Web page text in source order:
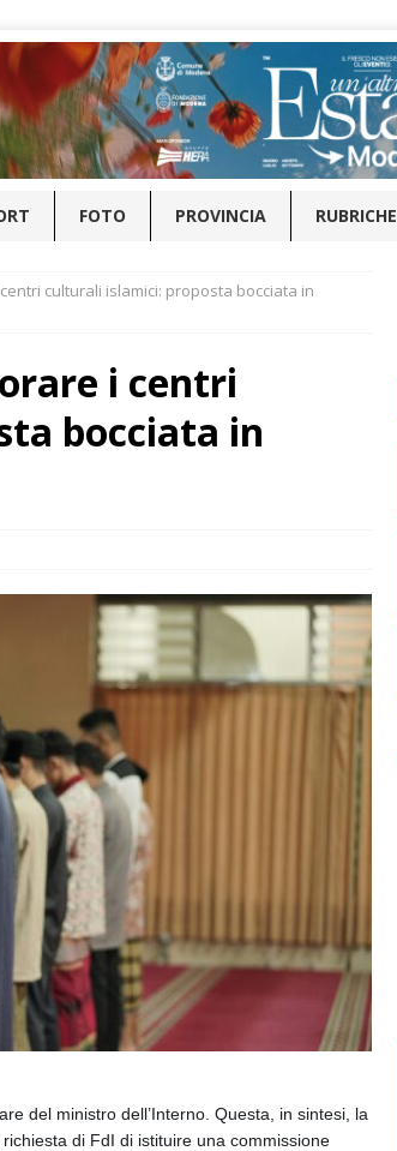
FOTO PROVINCIA RUBRICHE
culturali islamici: proposta bocciata in
i centri
bocciata in
del ministro dell’Interno. Questa, in sintesi, la
di FdI di istituire una commissione